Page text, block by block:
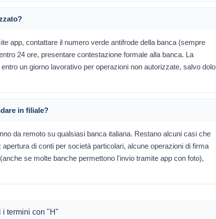
app, contattare il numero verde antifrode della banca (sempre
24 ore, presentare contestazione formale alla banca. La
un giorno lavorativo per operazioni non autorizzate, salvo dolo
in filiale?
da remoto su qualsiasi banca italiana. Restano alcuni casi che
di conti per società particolari, alcune operazioni di firma
se molte banche permettono l'invio tramite app con foto),
i termini con "H"